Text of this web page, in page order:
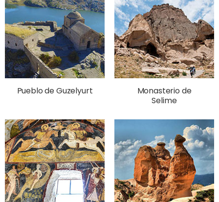
Pueblo de Guzelyurt
Monasterio de
Selime